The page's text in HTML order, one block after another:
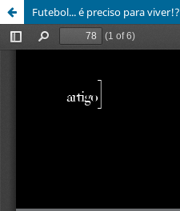
Futebol... é preciso para viver!?